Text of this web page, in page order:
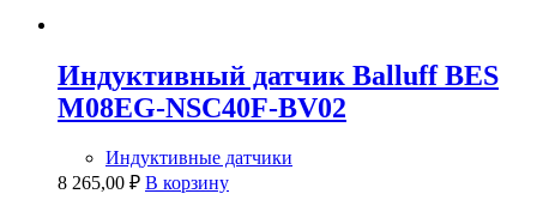
Индуктивный датчик Balluff BES
M08EG-NSC40F-BV02
Индуктивные датчики
8 265,00 ₽ В корзину